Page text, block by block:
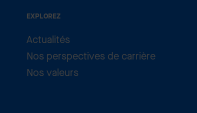
EXPLOREZ
Actualités
Nos perspectives de carrière
Nos valeurs